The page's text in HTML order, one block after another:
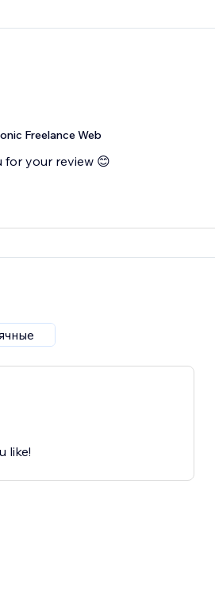
Freelance Web
for your review 😊
like!